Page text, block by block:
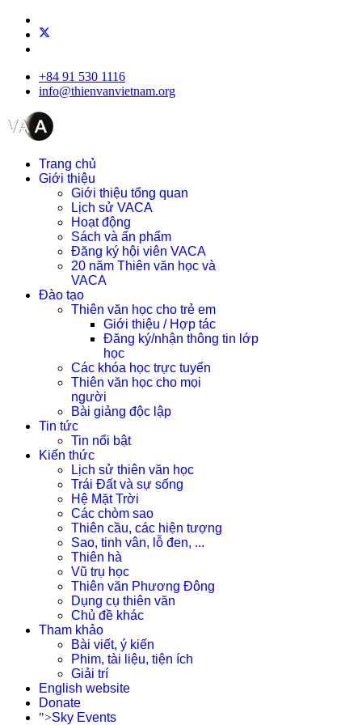
+84 91 530 1116
info@thienvanvietnam.org
Trang chủ
Giới thiệu
Giới thiệu tổng quan
Lịch sử VACA
Hoạt động
Sách và ấn phẩm
Đăng ký hội viên VACA
20 năm Thiên văn học và
VACA
Đào tạo
Thiên văn học cho trẻ em
Giới thiệu / Hợp tác
Đăng ký/nhận thông tin lớp
học
Các khóa học trực tuyến
Thiên văn học cho mọi
người
Bài giảng độc lập
Tin tức
Tin nổi bật
Kiến thức
Lịch sử thiên văn học
Trái Đất và sự sống
Hệ Mặt Trời
Các chòm sao
Thiên cầu, các hiện tượng
Sao, tinh vân, lỗ đen, ...
Thiên hà
Vũ trụ học
Thiên văn Phương Đông
Dụng cụ thiên văn
Chủ đề khác
Tham khảo
Bài viết, ý kiến
Phim, tài liệu, tiện ích
Giải trí
English website
Donate
">Sky Events